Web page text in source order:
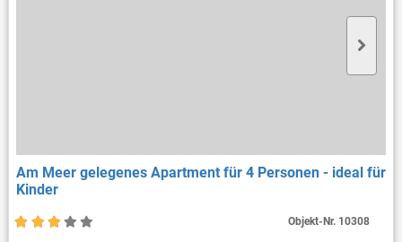
Am Meer gelegenes Apartment für 4 Personen - ideal für
Kinder
Objekt-Nr. 10308